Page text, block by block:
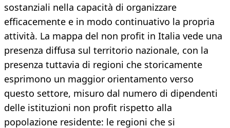
sostanziali nella capacità di organizzare
efficacemente e in modo continuativo la propria
attività. La mappa del non profit in Italia vede una
presenza diffusa sul territorio nazionale, con la
presenza tuttavia di regioni che storicamente
esprimono un maggior orientamento verso
questo settore, misuro dal numero di dipendenti
delle istituzioni non profit rispetto alla
popolazione residente: le regioni che si